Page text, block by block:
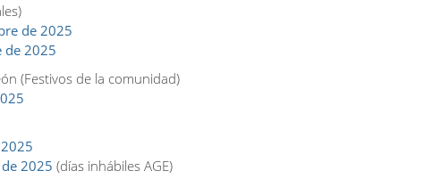
de 2025
de 2025
(Festivos de la comunidad)
2025 (días inhábiles AGE)